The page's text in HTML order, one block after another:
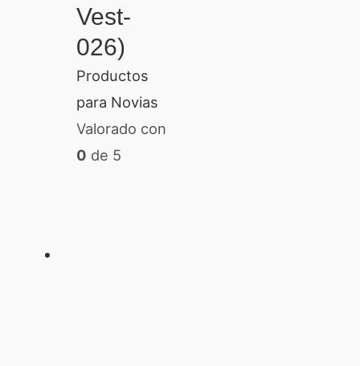
Vest-
026)
Productos
para Novias
Valorado con
0 de 5